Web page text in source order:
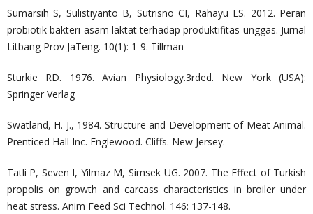
Sumarsih S, Sulistiyanto B, Sutrisno CI, Rahayu ES. 2012. Peran
probiotik bakteri asam laktat terhadap produktifitas unggas. Jurnal
Litbang Prov JaTeng. 10(1): 1-9. Tillman
Sturkie RD. 1976. Avian Physiology.3rded. New York (USA):
Springer Verlag
Swatland, H. J., 1984. Structure and Development of Meat Animal.
Prenticed Hall Inc. Englewood. Cliffs. New Jersey.
Tatli P, Seven I, Yilmaz M, Simsek UG. 2007. The Effect of Turkish
propolis on growth and carcass characteristics in broiler under
heat stress. Anim Feed Sci Technol. 146: 137-148.